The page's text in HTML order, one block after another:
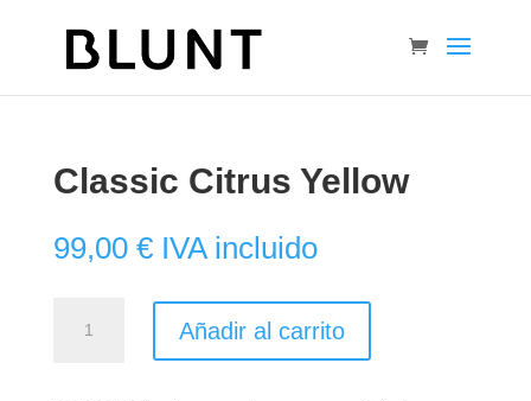
Classic Citrus Yellow
99,00 € IVA incluido
Citrus
Añadir al carrito